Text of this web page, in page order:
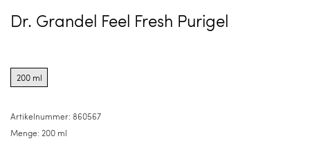
Dr. Grandel Feel Fresh Purigel
options
for
200 ml
Artikelnummer: 860567
Menge: 200 ml